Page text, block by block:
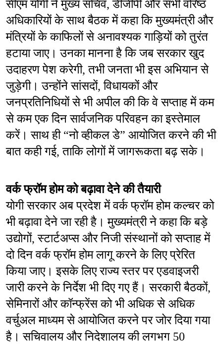
सीएम योगी ने मुख्य सचिव, डीजीपी और सभी वरिष्ठ
अधिकारियों के साथ बैठक में कहा कि मुख्यमंत्री और
मंत्रियों के काफिलों से अनावश्यक गाड़ियों को तुरंत
हटाया जाए। उनका मानना है कि जब सरकार खुद
उदाहरण पेश करेगी, तभी जनता भी इस अभियान से
जुड़ेगी। उन्होंने सांसदों, विधायकों और
जनप्रतिनिधियों से भी अपील की कि वे सप्ताह में कम
से कम एक दिन सार्वजनिक परिवहन का इस्तेमाल
करें। साथ ही “नो व्हीकल डे” आयोजित करने की भी
बात कही गई, ताकि लोगों में जागरूकता बढ़ सके।
वर्क फ्रॉम होम को बढ़ावा देने की तैयारी
योगी सरकार अब प्रदेश में वर्क फ्रॉम होम कल्चर को
भी बढ़ावा देने जा रही है। मुख्यमंत्री ने कहा कि बड़े
उद्योगों, स्टार्टअप्स और निजी संस्थानों को सप्ताह में
दो दिन वर्क फ्रॉम होम लागू करने के लिए प्रेरित
किया जाए। इसके लिए राज्य स्तर पर एडवाइजरी
जारी करने के निर्देश भी दिए गए हैं। सरकारी बैठकों,
सेमिनारों और कॉन्फ्रेंस को भी अधिक से अधिक
वर्चुअल माध्यम से आयोजित करने पर जोर दिया गया
है। सचिवालय और निदेशालय की लगभग 50